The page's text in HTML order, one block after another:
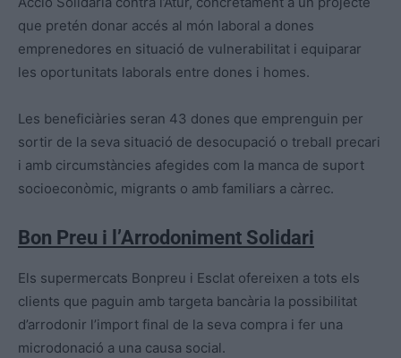
que pretén donar accés al món laboral a dones
emprenedores en situació de vulnerabilitat i equiparar
les oportunitats laborals entre dones i homes.
Les beneficiàries seran 43 dones que emprenguin per
sortir de la seva situació de desocupació o treball precari
i amb circumstàncies afegides com la manca de suport
socioeconòmic, migrants o amb familiars a càrrec.
Bon Preu i l’Arrodoniment Solidari
Els supermercats Bonpreu i Esclat ofereixen a tots els
clients que paguin amb targeta bancària la possibilitat
d’arrodonir l’import final de la seva compra i fer una
microdonació a una causa social.